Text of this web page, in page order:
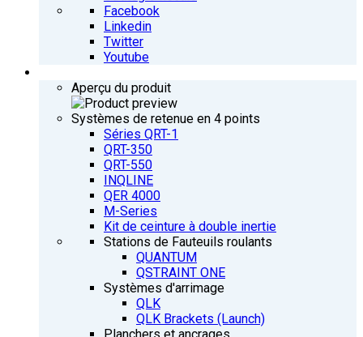
Facebook
Linkedin
Twitter
Youtube
Aperçu du produit
Systèmes de retenue en 4 points
Séries QRT-1
QRT-350
QRT-550
INQLINE
QER 4000
M-Series
Kit de ceinture à double inertie
Stations de Fauteuils roulants
QUANTUM
QSTRAINT ONE
Systèmes d'arrimage
QLK
QLK Brackets (Launch)